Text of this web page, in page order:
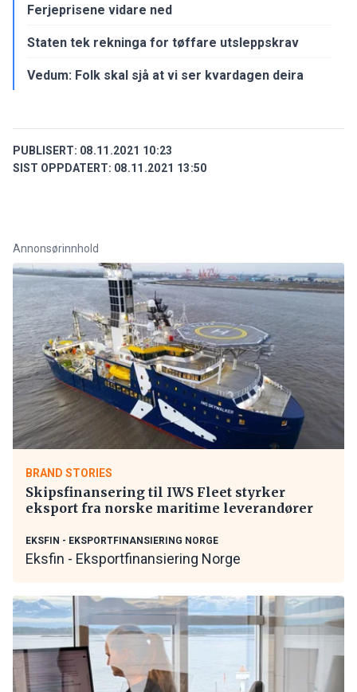
Ferjeprisene vidare ned
Staten tek rekninga for tøffare utsleppskrav
Vedum: Folk skal sjå at vi ser kvardagen deira
PUBLISERT: 08.11.2021 10:23
SIST OPPDATERT: 08.11.2021 13:50
Annonsørinnhold
BRAND STORIES
Skipsfinansering til IWS Fleet styrker
eksport fra norske maritime leverandører
EKSFIN - EKSPORTFINANSIERING NORGE
Eksfin - Eksportfinansiering Norge